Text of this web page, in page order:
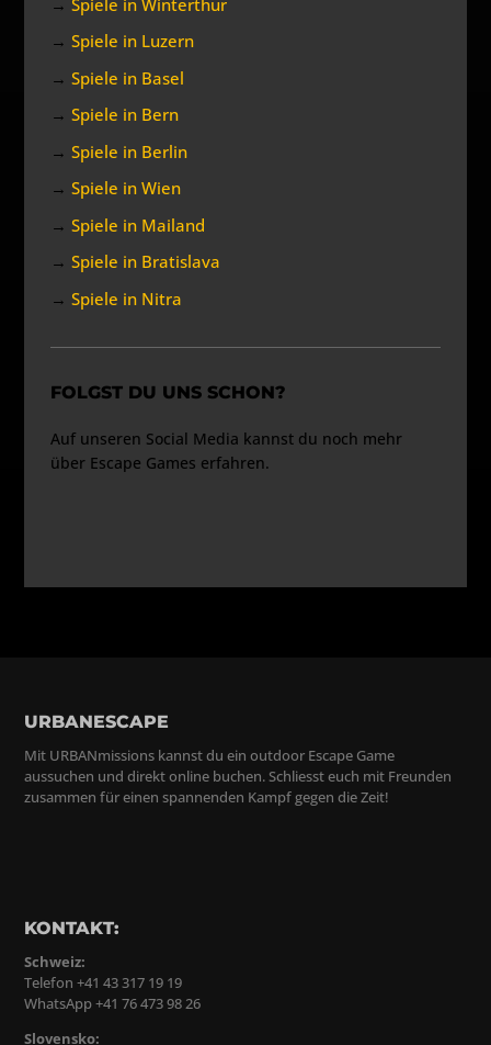
→Spiele in Luzern
→Spiele in Basel
→Spiele in Bern
→Spiele in Berlin
→Spiele in Wien
→Spiele in Mailand
→Spiele in Bratislava
→Spiele in Nitra
FOLGST DU UNS SCHON?
Auf unseren Social Media kannst du noch mehr
über Escape Games erfahren.
URBANESCAPE
Mit URBANmissions kannst du ein outdoor Escape Game
aussuchen und direkt online buchen. Schliesst euch mit Freunden
zusammen für einen spannenden Kampf gegen die Zeit!
KONTAKT:
Schweiz:
Telefon +41 43 317 19 19
WhatsApp +41 76 473 98 26
Slovensko: